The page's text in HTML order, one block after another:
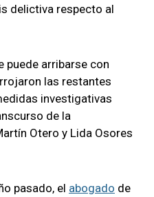
delictiva respecto al
puede arribarse con
las restantes
investigativas
de la
Otero y Lida Osores
pasado, el abogado de